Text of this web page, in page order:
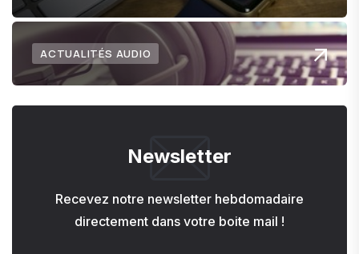
ACTUALITÉS AUDIO
Newsletter
Recevez notre newsletter hebdomadaire
directement dans votre boite mail !